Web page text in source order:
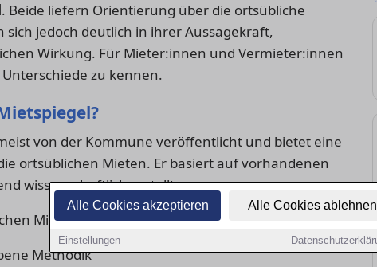
Alle Cookies akzeptieren Alle Cookies ablehnen
Einstellungen
. Beide liefern Orientierung über die ortsübliche
jedoch deutlich in ihrer Aussagekraft,
Wirkung. Für Mieter:innen und Vermieter:innen
zu kennen.
von der Kommune veröffentlicht und bietet eine
ortsüblichen Mieten. Er basiert auf vorhandenen
wissenschaftlich erstellt.
Mietspiegels:
Methodik